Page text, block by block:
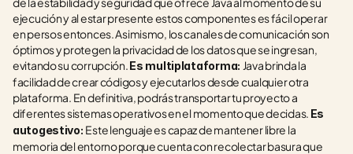
ejecución y al estar presente estos componentes es fácil operar
en persos entonces. Asimismo, los canales de comunicación son
óptimos y protegen la privacidad de los datos que se ingresan,
evitando su corrupción. Es multiplataforma: Java brinda la
facilidad de crear códigos y ejecutarlos desde cualquier otra
plataforma. En definitiva, podrás transportar tu proyecto a
diferentes sistemas operativos en el momento que decidas. Es
autogestivo: Este lenguaje es capaz de mantener libre la
memoria del entorno porque cuenta con recolectar basura que